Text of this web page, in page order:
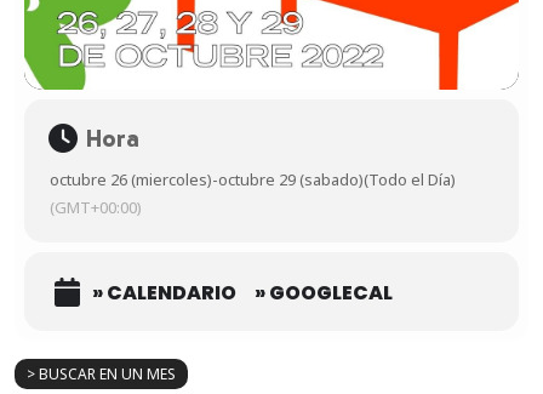
> BUSCAR EN UN MES
Hora
octubre 26 (miercoles)-octubre 29 (sabado)(Todo el Día)
(GMT+00:00)
» CALENDARIO » GOOGLECAL